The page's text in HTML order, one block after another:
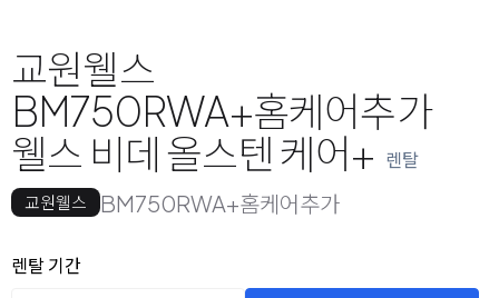
교원웰스
BM750RWA+홈케어추가
웰스 비데 올스텐 케어+ 렌탈
교원웰스 BM750RWA+홈케어추가
옵션 선택
렌탈 선택
렌탈 기간